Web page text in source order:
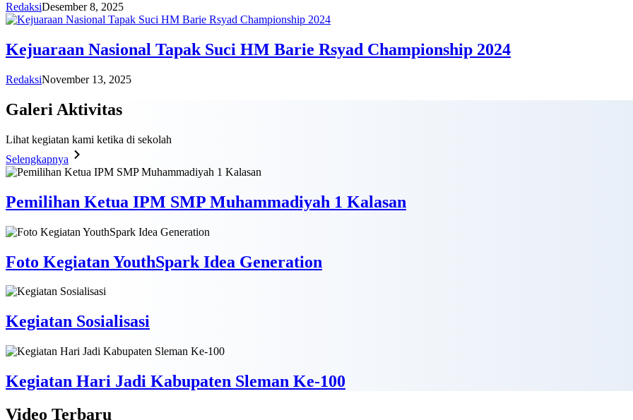
RedaksiDesember 8, 2025
Kejuaraan Nasional Tapak Suci HM Barie Rsyad Championship 2024
RedaksiNovember 13, 2025
Galeri Aktivitas
Lihat kegiatan kami ketika di sekolah
Selengkapnya
Pemilihan Ketua IPM SMP Muhammadiyah 1 Kalasan
Foto Kegiatan YouthSpark Idea Generation
Kegiatan Sosialisasi
Kegiatan Hari Jadi Kabupaten Sleman Ke-100
Video Terbaru